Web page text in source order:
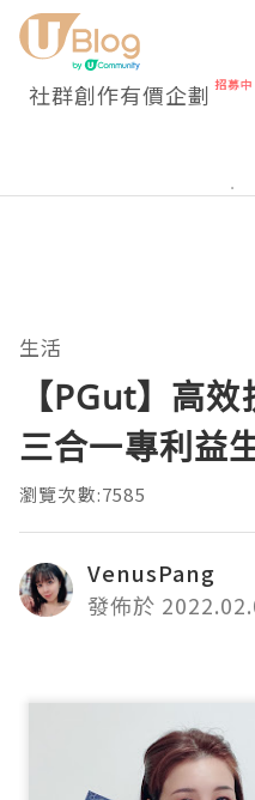
社群創作有價企劃
生活
【PGut】高
三合一專利益
瀏覽次數:7585
VenusPang
發佈於